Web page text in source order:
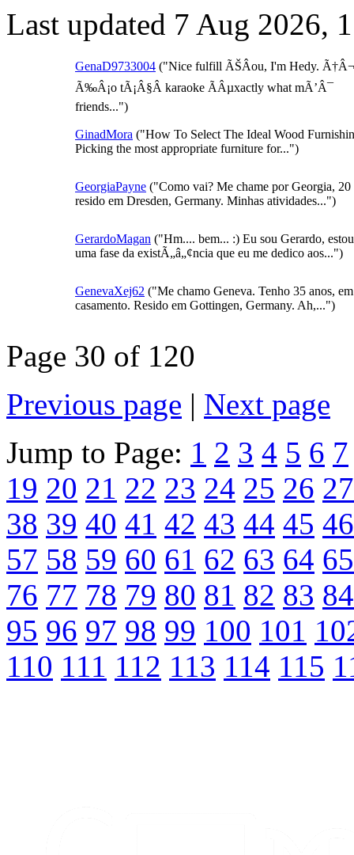
Last updated 7 Aug 2026,
GenaD9733004 ("Nice fulfill ÃŠÂou, I'm Hedy.
Ã‰Â¡o tÃ¡Â§Â karaoke ÃÂµxactly what mÃ’Â¯
friends...")
GinadMora ("How To Select The Ideal Wood
Picking the most appropriate furniture for...")
GeorgiaPayne ("Como vai? Me chame por Georgia, 20
resido em Dresden, Germany. Minhas atividades...")
GerardoMagan ("Hm.... bem... :) Eu sou Gerardo,
uma fase da existÃ„â„¢ncia que eu me dedico aos...")
GenevaXej62 ("Me chamo Geneva. Tenho 35 anos,
casamento. Resido em Gottingen, Germany. Ah,...")
Page 30 of 120
Previous page | Next page
Jump to Page: 1 2 3 4 5 6 7
19 20 21 22 23 24 25 26 27
38 39 40 41 42 43 44 45 46
57 58 59 60 61 62 63 64 65
76 77 78 79 80 81 82 83 84
95 96 97 98 99 100 101
110 111 112 113 114 115